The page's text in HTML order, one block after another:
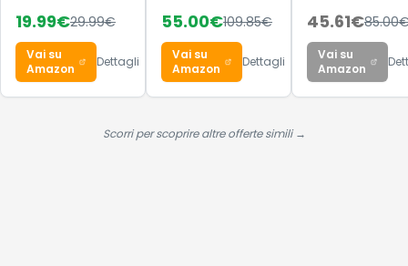
USB-C
compatto e
pieghevole
19.99€29.99€
Vai su
Amazon
Dettagli
55.00€109.85€
Vai su
Amazon
Dettagli
Core
Black/Lucid
38 EU
45.61€85.00
Vai su
Amazon
Scorri per scoprire altre offerte simili →